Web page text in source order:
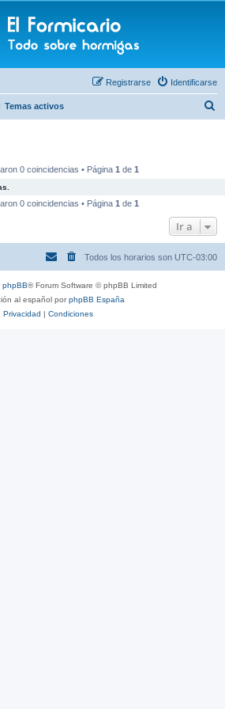
Identificarse
Registrarse
Temas activos
0 coincidencias • Página 1 de 1
0 coincidencias • Página 1 de 1
Ir a
Todos los horarios son UTC-03:00
phpBB® Forum Software © phpBB Limited
al español porphpBB España
Privacidad | Condiciones